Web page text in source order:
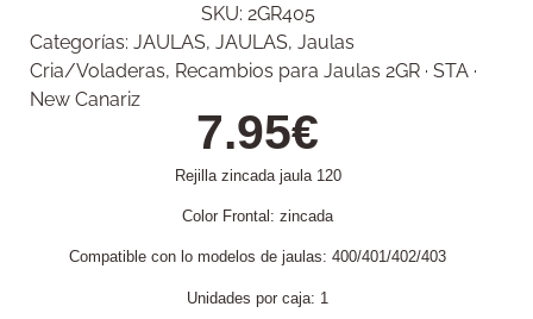
SKU: 2GR405
Categorías: JAULAS, JAULAS, Jaulas
Cria/Voladeras, Recambios para Jaulas 2GR · STA ·
New Canariz
7.95€
Rejilla zincada jaula 120
Color Frontal: zincada
Compatible con lo modelos de jaulas: 400/401/402/403
Unidades por caja: 1